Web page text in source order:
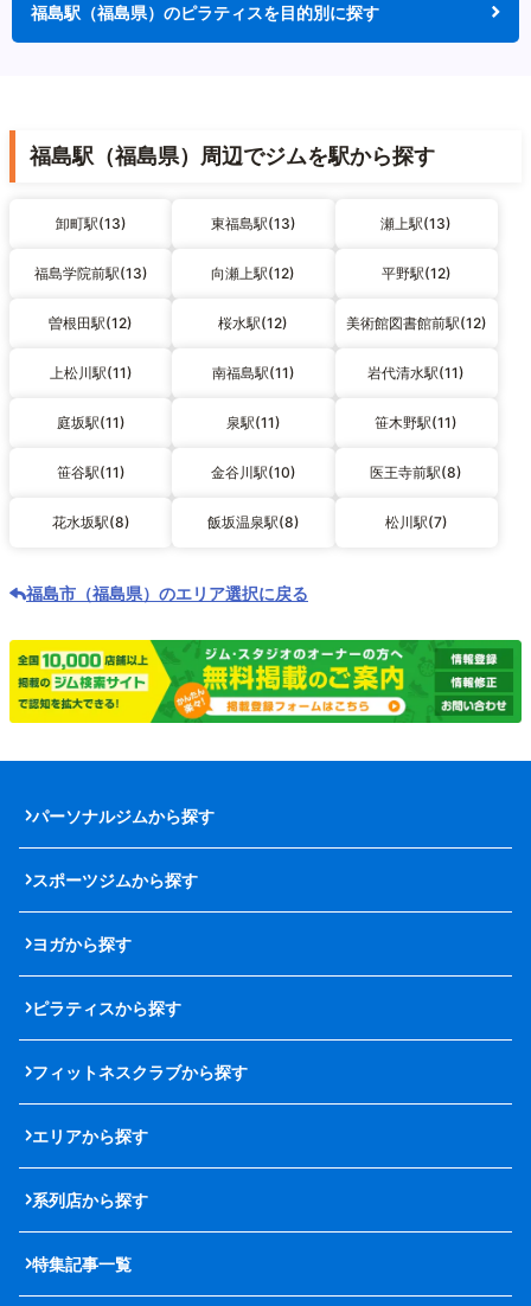
福島駅（福島県）のピラティスを目的別に探す
福島駅（福島県）周辺でジムを駅から探す
卸町駅(13) 東福島駅(13) 瀬上駅(13)
福島学院前駅(13) 向瀬上駅(12) 平野駅(12)
曽根田駅(12) 桜水駅(12) 美術館図書館前駅(12)
上松川駅(11) 南福島駅(11) 岩代清水駅(11)
庭坂駅(11) 泉駅(11) 笹木野駅(11)
笹谷駅(11) 金谷川駅(10) 医王寺前駅(8)
花水坂駅(8) 飯坂温泉駅(8) 松川駅(7)
福島市（福島県）のエリア選択に戻る
パーソナルジムから探す
スポーツジムから探す
ヨガから探す
ピラティスから探す
フィットネスクラブから探す
エリアから探す
系列店から探す
特集記事一覧